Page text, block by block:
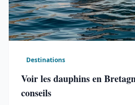
Destinations
Voir les dauphins en
conseils